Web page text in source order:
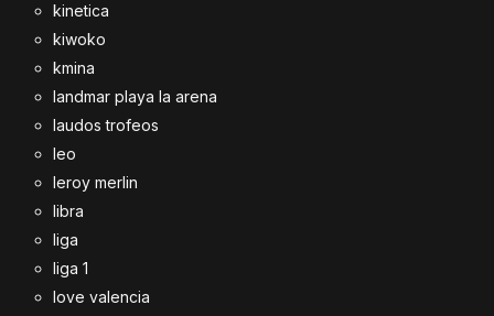
kinetica
kiwoko
kmina
landmar playa la arena
laudos trofeos
leo
leroy merlin
libra
liga
liga 1
love valencia